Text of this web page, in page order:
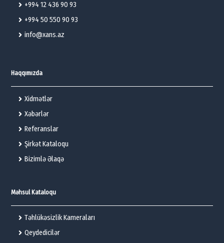
+994 12 436 90 93
+994 50 550 90 93
info@xans.az
Haqqımızda
Xidmətlər
Xəbərlər
Referanslar
Şirkət Kataloqu
Bizimlə Əlaqə
Məhsul Kataloqu
Təhlükəsizlik Kameraları
Qeydedicilər